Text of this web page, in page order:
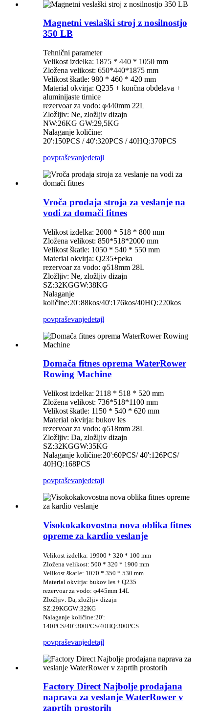
Magnetni veslaški stroj z nosilnostjo
350 LB
Tehnični parameter
Velikost izdelka: 1875 * 440 * 1050 mm
Zložena velikost: 650*440*1875 mm
Velikost škatle: 980 * 460 * 420 mm
Material okvirja: Q235 + končna obdelava +
aluminijaste tirnice
rezervoar za vodo: φ440mm 22L
Zložljiv: Ne, zložljiv dizajn
NW:26KG GW:29,5KG
Nalaganje količine:
20':150PCS / 40':320PCS / 40HQ:370PCS
povpraševanjedetajl
Vroča prodaja stroja za veslanje na
vodi za domači fitnes
Velikost izdelka: 2000 * 518 * 800 mm
Zložena velikost: 850*518*2000 mm
Velikost škatle: 1050 * 540 * 550 mm
Material okvirja: Q235+peka
rezervoar za vodo: φ518mm 28L
Zložljiv: Ne, zložljiv dizajn
SZ:32KGGW:38KG
Nalaganje
količine:20':88kos/40':176kos/40HQ:220kos
povpraševanjedetajl
Domača fitnes oprema WaterRower
Rowing Machine
Velikost izdelka: 2118 * 518 * 520 mm
Zložena velikost: 736*518*1100 mm
Velikost škatle: 1150 * 540 * 620 mm
Material okvirja: bukov les
rezervoar za vodo: φ518mm 28L
Zložljiv: Da, zložljiv dizajn
SZ:32KGGW:35KG
Nalaganje količine:20':60PCS/ 40':126PCS/
40HQ:168PCS
povpraševanjedetajl
Visokokakovostna nova oblika fitnes
opreme za kardio veslanje
Velikost izdelka: 19900 * 320 * 100 mm
Zložena velikost: 500 * 320 * 1900 mm
Velikost škatle: 1070 * 350 * 530 mm
Material okvirja: bukov les + Q235
rezervoar za vodo: φ445mm 14L
Zložljiv: Da, zložljiv dizajn
SZ:29KGGW:32KG
Nalaganje količine:20':
140PCS/40':300PCS/40HQ:300PCS
povpraševanjedetajl
Factory Direct Najbolje prodajana
naprava za veslanje WaterRower v
zaprtih prostorih